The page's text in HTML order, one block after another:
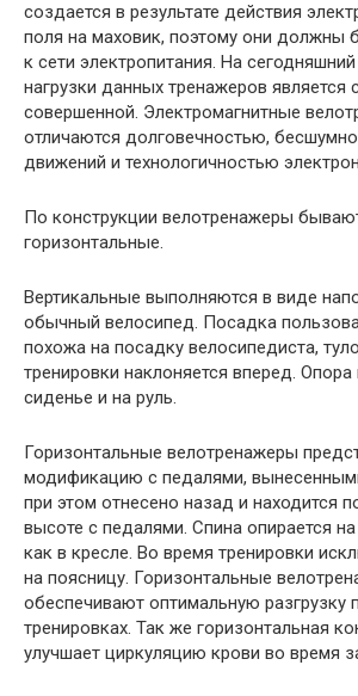
создается в результате действия
поля на маховик, поэтому они должны
к сети электропитания. На
нагрузки данных тренажеров является
совершенной. Электромагнитные
отличаются долговечностью,
движений и технологичностью
По конструкции велотренажеры
горизонтальные.
Вертикальные выполняются в виде
обычный велосипед. Посадка
похожа на посадку велосипедиста,
тренировки наклоняется вперед.
сиденье и на руль.
Горизонтальные велотренажеры
модификацию с педалями,
при этом отнесено назад и находится
высоте с педалями. Спина опирается
как в кресле. Во время тренировки
на поясницу. Горизонтальные
обеспечивают оптимальную разгрузку
тренировках. Так же горизонтальная
улучшает циркуляцию крови во время